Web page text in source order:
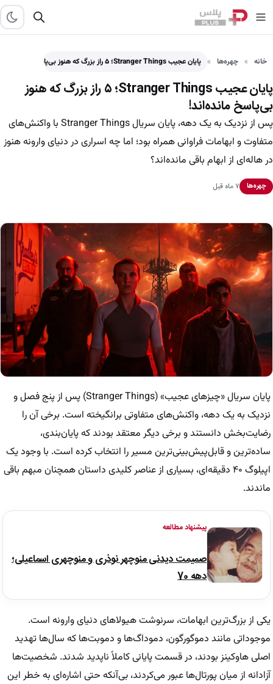
خانه چهره‌ها پایان عجیب Stranger Things؛ ۵ راز بزرگ که هنوز بی‌پاسخ…
پایان عجیب Stranger Things؛ ۵ راز بزرگ که هنوز
بی‌پاسخ مانده‌اند!
پس از نزدیک به یک دهه، پایان سریال Stranger Things با واکنش‌های
متفاوت و ابهامات فراوانی همراه بود؛ اما چه اسراری در دنیای وارونه هنوز
در هاله‌ای از ابهام باقی مانده‌اند؟
چهره‌ها ۷ ماه قبل
پایان سریال «چیزهای عجیب» (Stranger Things) پس از پنج فصل و
نزدیک به یک دهه، واکنش‌های متفاوتی برانگیخته است. برخی آن را
رضایت‌بخش دانستند و برخی دیگر معتقد بودند که پایان‌بندی،
ساده‌ترین و قابل‌پیش‌بینی‌ترین مسیر را انتخاب کرده است. با وجود یک
اپیلوگ ۴۰ دقیقه‌ای، بسیاری از عناصر کلیدی داستان همچنان مبهم باقی
ماندند.
پیشنهاد مطالعه
صمیمت دیدنی منوچهر نوذری و منوچهری اسماعیلی؛
دهه 70
یکی از بزرگ‌ترین ابهامات، سرنوشت هیولاهای دنیای وارونه است.
موجوداتی مانند دموگورگون، دمو‌داگ‌ها و دمو‌بت‌ها که سال‌ها تهدید
اصلی هاوکینز بودند، در قسمت پایانی کاملاً ناپدید شدند. شخصیت‌ها
آزادانه از میان پورتال‌ها عبور می‌کردند، بی‌آنکه حتی اشاره‌ای به خطر این